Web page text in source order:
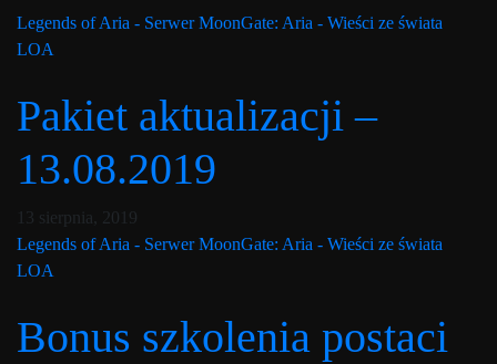
Legends of Aria - Serwer MoonGate: Aria - Wieści ze świata
LOA
Pakiet aktualizacji –
13.08.2019
Post has published by
13 sierpnia, 2019
Legends of Aria - Serwer MoonGate: Aria - Wieści ze świata
LOA
Bonus szkolenia postaci